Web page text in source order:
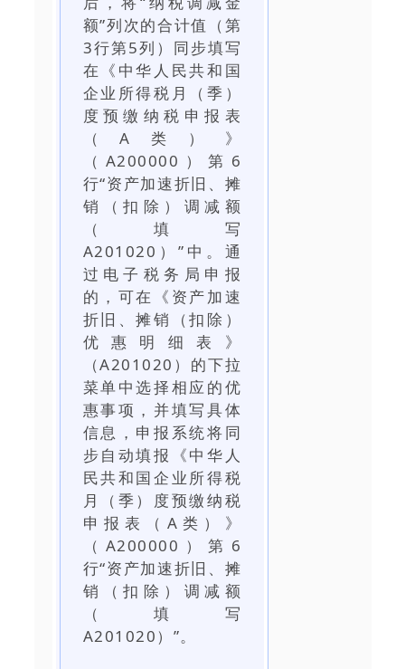
额”列次的合计值（第
3行第5列）同步填写
在《中华人民共和国
企业所得税月（季）
度预缴纳税申报表
（A类）》
（A200000）第6
行“资产加速折旧、摊
销（扣除）调减额
（填写
A201020）”中。通
过电子税务局申报
的，可在《资产加速
折旧、摊销（扣除）
优惠明细表》
（A201020）的下拉
菜单中选择相应的优
惠事项，并填写具体
信息，申报系统将同
步自动填报《中华人
民共和国企业所得税
月（季）度预缴纳税
申报表（A类）》
（A200000）第6
行“资产加速折旧、摊
销（扣除）调减额
（填写
A201020）”。